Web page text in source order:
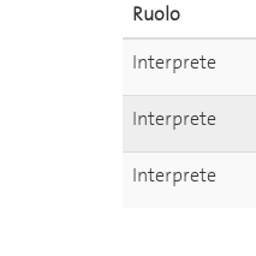
Ruolo
Interprete
Interprete
Interprete